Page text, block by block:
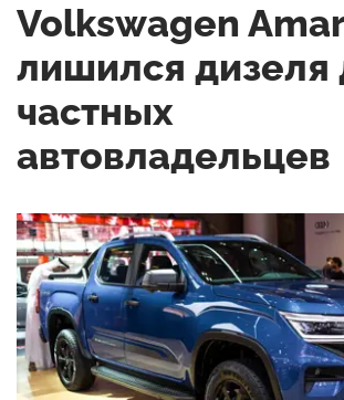
Volkswagen
лишился дизеля
частных
автовладельцев